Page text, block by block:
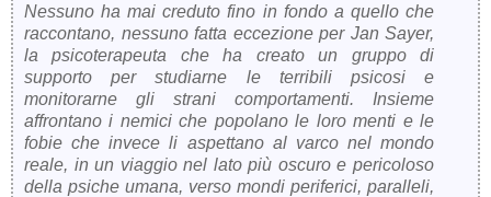
Nessuno ha mai creduto fino in fondo a quello che
raccontano, nessuno fatta eccezione per Jan Sayer,
la psicoterapeuta che ha creato un gruppo di
supporto per studiarne le terribili psicosi e
monitorarne gli strani comportamenti. Insieme
affrontano i nemici che popolano le loro menti e le
fobie che invece li aspettano al varco nel mondo
reale, in un viaggio nel lato più oscuro e pericoloso
della psiche umana, verso mondi periferici, paralleli,